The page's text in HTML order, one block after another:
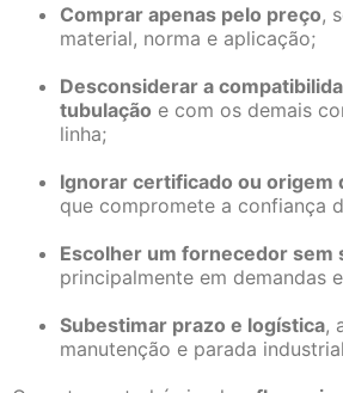
Comprar apenas pelo preço,
material, norma e aplicação;
Desconsiderar a
tubulação e com os demais
linha;
Ignorar certificado ou origem
que compromete a confiança
Escolher um fornecedor sem
principalmente em demandas
Subestimar prazo e logística,
manutenção e parada